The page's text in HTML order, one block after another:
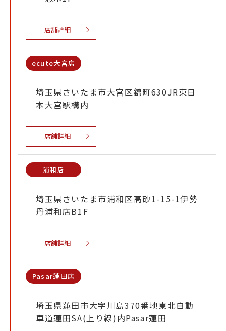
店舗詳細
ecute大宮店
埼玉県さいたま市大宮区錦町630JR東日
本大宮駅構内
店舗詳細
浦和店
埼玉県さいたま市浦和区高砂1-15-1伊勢
丹浦和店B1F
店舗詳細
Pasar蓮田店
埼玉県蓮田市大字川島370番地東北自動
車道蓮田SA(上り線)内Pasar蓮田